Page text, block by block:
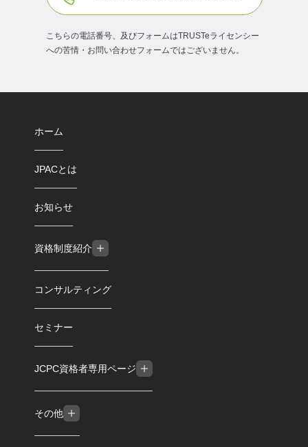
こちらの電話番号、及びフォームはTRUSTeライセンシー
への苦情・お問い合わせフォームではございません。
ホーム
JPACとは
お知らせ
資格制度紹介
コンサルティング
セミナー
JCPC資格者専用ページ
その他